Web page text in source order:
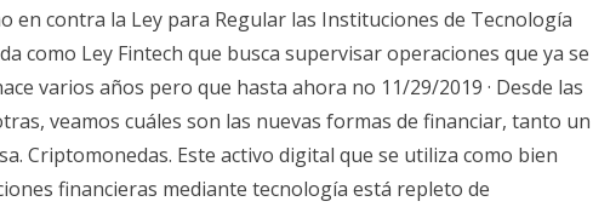
en contra la Ley para Regular las Instituciones de Tecnología
como Ley Fintech que busca supervisar operaciones que ya se
varios años pero que hasta ahora no 11/29/2019 · Desde las
veamos cuáles son las nuevas formas de financiar, tanto un
Criptomonedas. Este activo digital que se utiliza como bien
financieras mediante tecnología está repleto de